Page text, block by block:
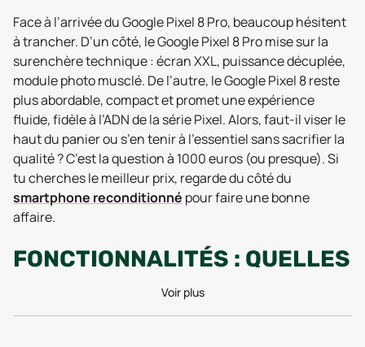
Face à l’arrivée du Google Pixel 8 Pro, beaucoup hésitent
à trancher. D’un côté, le Google Pixel 8 Pro mise sur la
surenchère technique : écran XXL, puissance décuplée,
module photo musclé. De l’autre, le Google Pixel 8 reste
plus abordable, compact et promet une expérience
fluide, fidèle à l’ADN de la série Pixel. Alors, faut-il viser le
haut du panier ou s’en tenir à l’essentiel sans sacrifier la
qualité ? C’est la question à 1000 euros (ou presque). Si
tu cherches le meilleur prix, regarde du côté du
smartphone reconditionné pour faire une bonne
affaire.
FONCTIONNALITÉS : QUELLES
DIFFÉRENCES ENTRE LE
GOOGLE PIXEL 8 ET LE
Voir plus